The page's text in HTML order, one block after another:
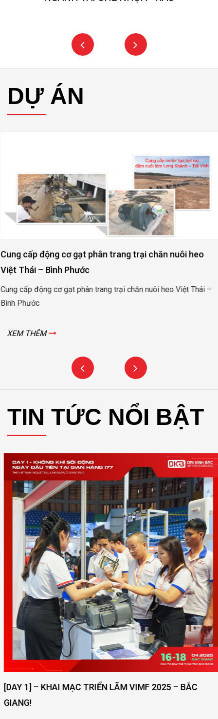
DỰ ÁN
Cung cấp động cơ gạt phân trang trại chăn nuôi heo
Việt Thái – Bình Phước
Cung cấp động cơ gạt phân trang trại chăn nuôi heo Việt Thái –
Bình Phước
XEM THÊM
TIN TỨC NỔI BẬT
[DAY 1] – KHAI MẠC TRIỂN LÃM VIMF 2025 – BẮC
GIANG!